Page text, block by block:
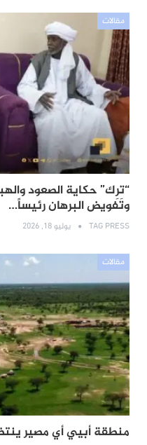
مقالات
“تِرِك” حكاية الصعود
وتفويض البرهان رئيساً…
TAG PRESS يوليو 18, 2026
مقالات
منطقة أبيي أي مصير